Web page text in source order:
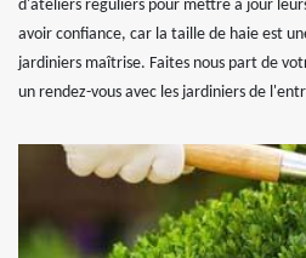
d'ateliers réguliers pour mettre à jour
avoir confiance, car la taille de haie est
jardiniers maîtrise. Faites nous part de
un rendez-vous avec les jardiniers de